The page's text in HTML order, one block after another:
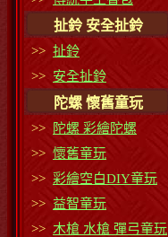
扯鈴 安全扯鈴
>> 扯鈴
>> 安全扯鈴
陀螺 懷舊童玩
>>
陀螺 彩繪陀螺
>> 懷舊童玩
>> 彩繪空白DIY童玩
>> 益智童玩
>> 木槍 水槍 彈弓童玩